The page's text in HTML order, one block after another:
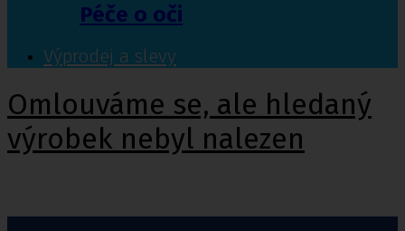
Péče o oči
Výprodej a slevy
Omlouváme se, ale hledaný
výrobek nebyl nalezen